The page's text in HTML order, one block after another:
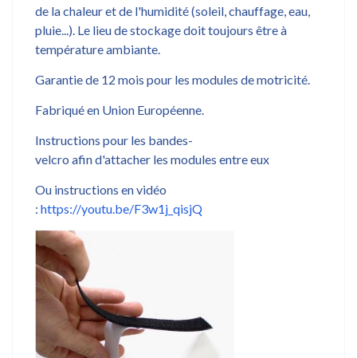
de la chaleur et de l'humidité (soleil, chauffage, eau,
pluie...). Le lieu de stockage doit toujours être à
température ambiante.
Garantie de 12 mois pour les modules de motricité.
Fabriqué en Union Européenne.
Instructions pour les bandes-
velcro afin d'attacher les modules entre eux
Ou instructions en vidéo
: https://youtu.be/F3w1j_qisjQ